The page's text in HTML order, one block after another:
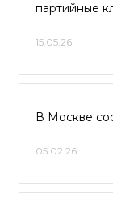
партийные
15.05.26
В Москве
05.02.26